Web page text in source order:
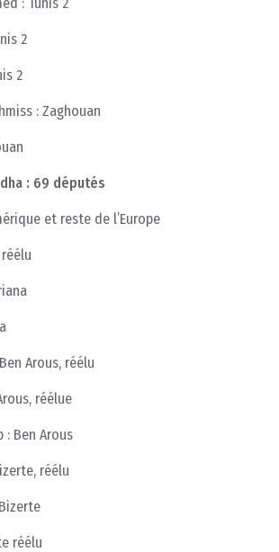
2
2
: Zaghouan
: 69 députés
et reste de l’Europe
Arous, réélu
réélue
: Ben Arous
réélu
réélu